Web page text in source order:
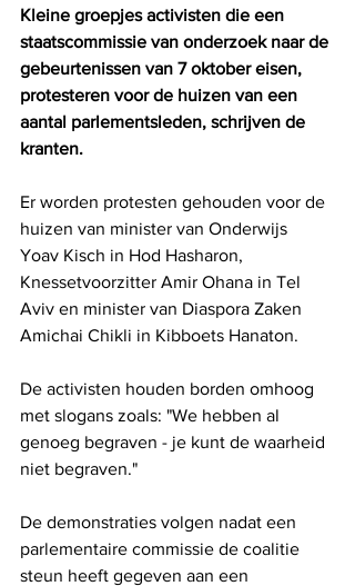
Kleine groepjes activisten die een
staatscommissie van onderzoek naar de
gebeurtenissen van 7 oktober eisen,
protesteren voor de huizen van een
aantal parlementsleden, schrijven de
kranten.
Er worden protesten gehouden voor de
huizen van minister van Onderwijs
Yoav Kisch in Hod Hasharon,
Knessetvoorzitter Amir Ohana in Tel
Aviv en minister van Diaspora Zaken
Amichai Chikli in Kibboets Hanaton.
De activisten houden borden omhoog
met slogans zoals: "We hebben al
genoeg begraven - je kunt de waarheid
niet begraven."
De demonstraties volgen nadat een
parlementaire commissie de coalitie
steun heeft gegeven aan een